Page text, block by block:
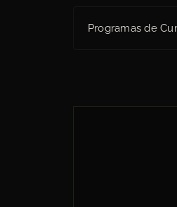
Programas de